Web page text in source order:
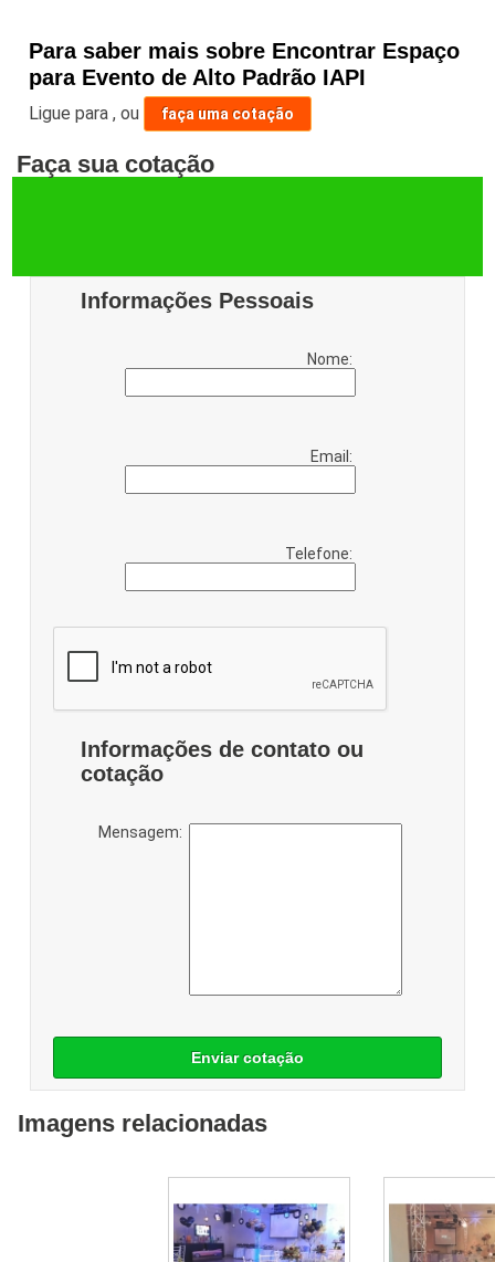
Para saber mais sobre Encontrar Espaço
para Evento de Alto Padrão IAPI
Ligue para,ou faça uma cotação
Faça sua cotação
Informações Pessoais
Nome:
Email:
Telefone:
Informações de contato ou
cotação
Mensagem:
Enviar cotação
Imagens relacionadas